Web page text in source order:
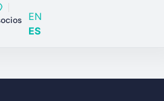
EN
ES